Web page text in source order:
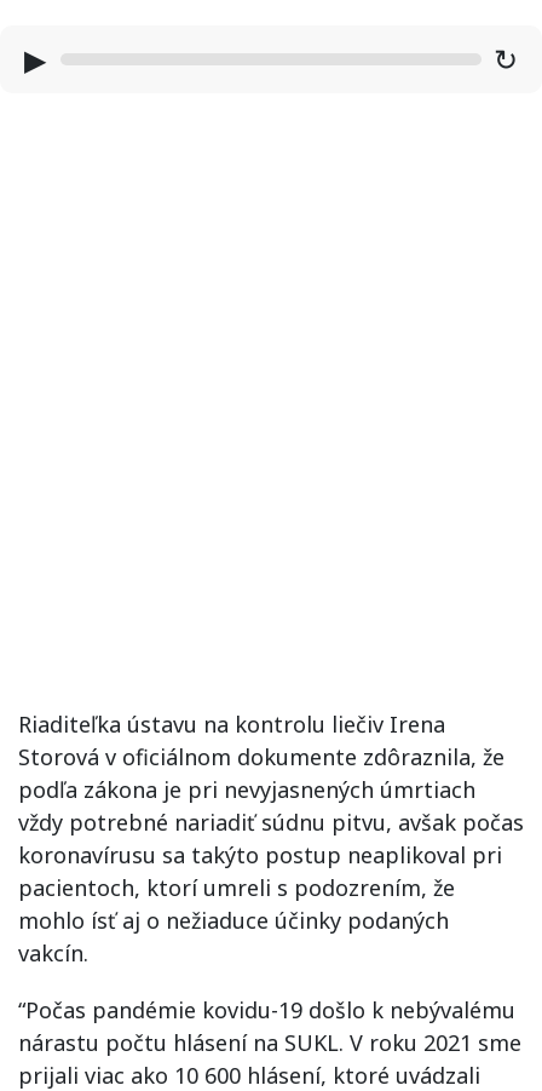
▶ ↻
Riaditeľka ústavu na kontrolu liečiv Irena
Storová v oficiálnom dokumente zdôraznila, že
podľa zákona je pri nevyjasnených úmrtiach
vždy potrebné nariadiť súdnu pitvu, avšak počas
koronavírusu sa takýto postup neaplikoval pri
pacientoch, ktorí umreli s podozrením, že
mohlo ísť aj o nežiaduce účinky podaných
vakcín.
“Počas pandémie kovidu-19 došlo k nebývalému
nárastu počtu hlásení na SUKL. V roku 2021 sme
prijali viac ako 10 600 hlásení, ktoré uvádzali